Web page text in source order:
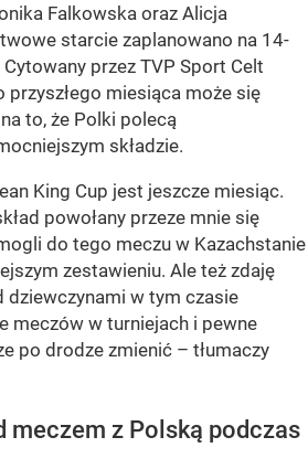
Falkowska oraz Alicja
starcie zaplanowano na 14-
przez TVP Sport Celt
przyszłego miesiąca może się
to, że Polki polecą
składzie.
King Cup jest jeszcze miesiąc.
powołany przeze mnie się
do tego meczu w Kazachstanie
zestawieniu. Ale też zdaję
dziewczynami w tym czasie
meczów w turniejach i pewne
po drodze zmienić – tłumaczy
meczem z Polską podczas